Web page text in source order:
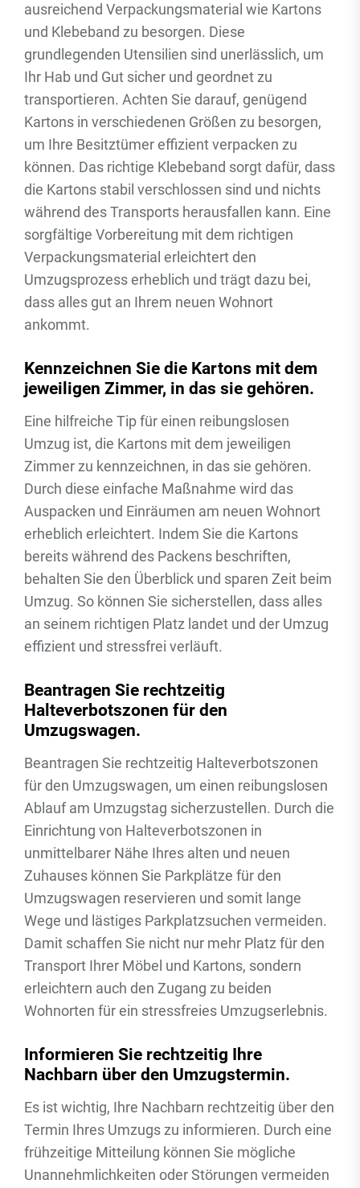
ausreichend Verpackungsmaterial wie Kartons
und Klebeband zu besorgen. Diese
grundlegenden Utensilien sind unerlässlich, um
Ihr Hab und Gut sicher und geordnet zu
transportieren. Achten Sie darauf, genügend
Kartons in verschiedenen Größen zu besorgen,
um Ihre Besitztümer effizient verpacken zu
können. Das richtige Klebeband sorgt dafür, dass
die Kartons stabil verschlossen sind und nichts
während des Transports herausfallen kann. Eine
sorgfältige Vorbereitung mit dem richtigen
Verpackungsmaterial erleichtert den
Umzugsprozess erheblich und trägt dazu bei,
dass alles gut an Ihrem neuen Wohnort
ankommt.
Kennzeichnen Sie die Kartons mit dem
jeweiligen Zimmer, in das sie gehören.
Eine hilfreiche Tip für einen reibungslosen
Umzug ist, die Kartons mit dem jeweiligen
Zimmer zu kennzeichnen, in das sie gehören.
Durch diese einfache Maßnahme wird das
Auspacken und Einräumen am neuen Wohnort
erheblich erleichtert. Indem Sie die Kartons
bereits während des Packens beschriften,
behalten Sie den Überblick und sparen Zeit beim
Umzug. So können Sie sicherstellen, dass alles
an seinem richtigen Platz landet und der Umzug
effizient und stressfrei verläuft.
Beantragen Sie rechtzeitig
Halteverbotszonen für den
Umzugswagen.
Beantragen Sie rechtzeitig Halteverbotszonen
für den Umzugswagen, um einen reibungslosen
Ablauf am Umzugstag sicherzustellen. Durch die
Einrichtung von Halteverbotszonen in
unmittelbarer Nähe Ihres alten und neuen
Zuhauses können Sie Parkplätze für den
Umzugswagen reservieren und somit lange
Wege und lästiges Parkplatzsuchen vermeiden.
Damit schaffen Sie nicht nur mehr Platz für den
Transport Ihrer Möbel und Kartons, sondern
erleichtern auch den Zugang zu beiden
Wohnorten für ein stressfreies Umzugserlebnis.
Informieren Sie rechtzeitig Ihre
Nachbarn über den Umzugstermin.
Es ist wichtig, Ihre Nachbarn rechtzeitig über den
Termin Ihres Umzugs zu informieren. Durch eine
frühzeitige Mitteilung können Sie mögliche
Unannehmlichkeiten oder Störungen vermeiden